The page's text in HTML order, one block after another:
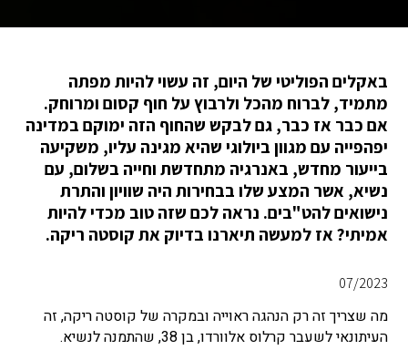
באקלים הפוליטי של היום, זה עשוי להיות מפתה
מתמיד, לברוח מהכל ולרבוץ על חוף קסום ומרוחק.
אם כבר אז כבר, גם לבקש שהחוף הזה ימוקם במדינה
יפהפייה עם מגוון ביולוגי שהיא מגינה עליו, משקיעה
בייעור מחדש, באנרגיה מתחדשת וחייה בשלום, עם
נשיא, אשר המצע שלו בבחירות היה שוויון והתרת
נישואים להט"בים. נראה לכם שזה טוב מכדי להיות
אמיתי? אז למעשה תיארנו בדיוק את קוסטה ריקה.
07/2023
מה שצריך זה רק הנהגה ראוייה ובמקרה של קוסטה ריקה, זה
העיתונאי לשעבר קרלוס אלוורדו, בן 38, שהתמנה לנשיא.